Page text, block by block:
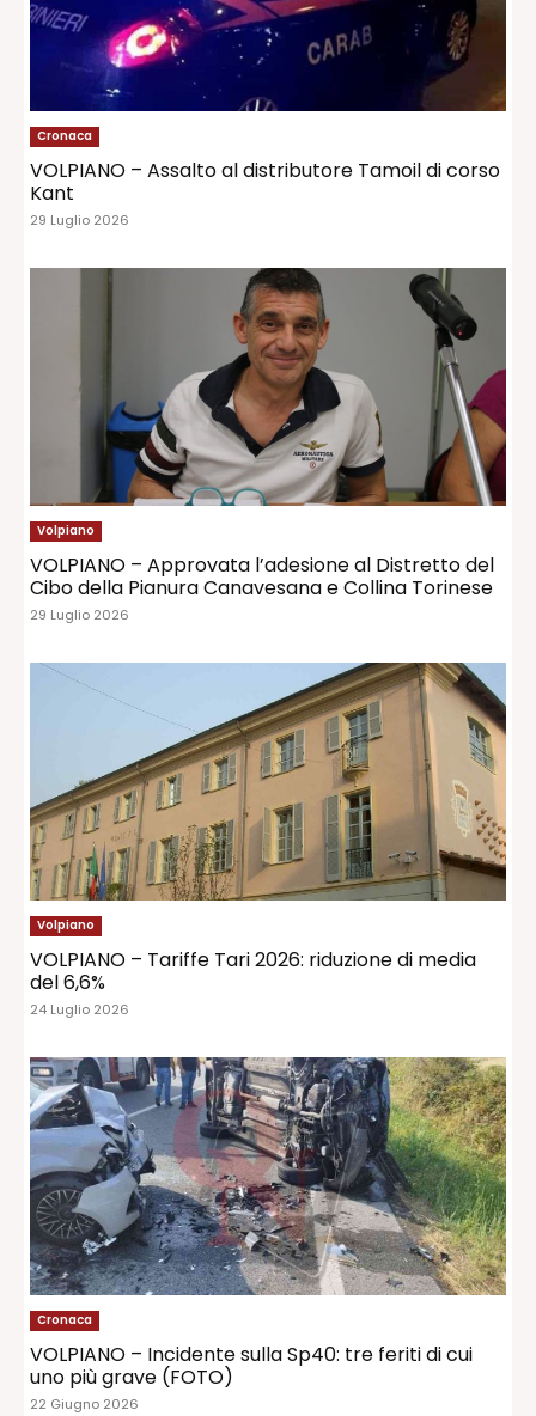
Cronaca
VOLPIANO – Assalto al distributore Tamoil di corso
Kant
29 Luglio 2026
Volpiano
VOLPIANO – Approvata l’adesione al Distretto del
Cibo della Pianura Canavesana e Collina Torinese
29 Luglio 2026
Volpiano
VOLPIANO – Tariffe Tari 2026: riduzione di media
del 6,6%
24 Luglio 2026
Cronaca
VOLPIANO – Incidente sulla Sp40: tre feriti di cui
uno più grave (FOTO)
22 Giugno 2026